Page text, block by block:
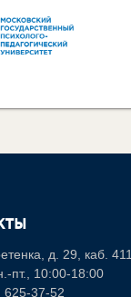
д. 29, каб. 411
пт., 10:00-18:00
37-52